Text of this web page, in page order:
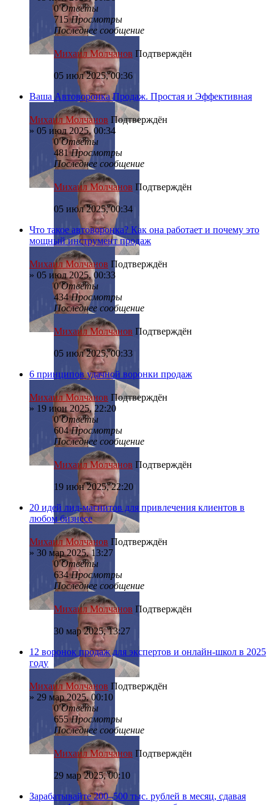
0Ответы
715Просмотры
Последнее сообщение
Михаил Молчанов Подтверждён
05 июл 2025, 00:36
Ваша Автоворонка Продаж. Простая и Эффективная
Михаил Молчанов Подтверждён
» 05 июл 2025, 00:34
0Ответы
481Просмотры
Последнее сообщение
Михаил Молчанов Подтверждён
05 июл 2025, 00:34
Что такое автоворонка? Как она работает и почему это
мощный инструмент продаж
Михаил Молчанов Подтверждён
» 05 июл 2025, 00:33
0Ответы
434Просмотры
Последнее сообщение
Михаил Молчанов Подтверждён
05 июл 2025, 00:33
6 принципов удачной воронки продаж
Михаил Молчанов Подтверждён
» 19 июн 2025, 22:20
0Ответы
604Просмотры
Последнее сообщение
Михаил Молчанов Подтверждён
19 июн 2025, 22:20
20 идей лид-магнитов для привлечения клиентов в
любом бизнесе
Михаил Молчанов Подтверждён
» 30 мар 2025, 13:27
0Ответы
634Просмотры
Последнее сообщение
Михаил Молчанов Подтверждён
30 мар 2025, 13:27
12 воронок продаж для экспертов и онлайн-школ в 2025
году
Михаил Молчанов Подтверждён
» 29 мар 2025, 00:10
0Ответы
655Просмотры
Последнее сообщение
Михаил Молчанов Подтверждён
29 мар 2025, 00:10
Зарабатывайте 200–500 тыс. рублей в месяц, сдавая